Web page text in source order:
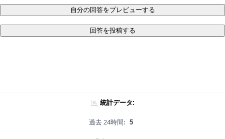
自分の回答をプレビューする
回答を投稿する
統計データ:
過去 24時間: 5